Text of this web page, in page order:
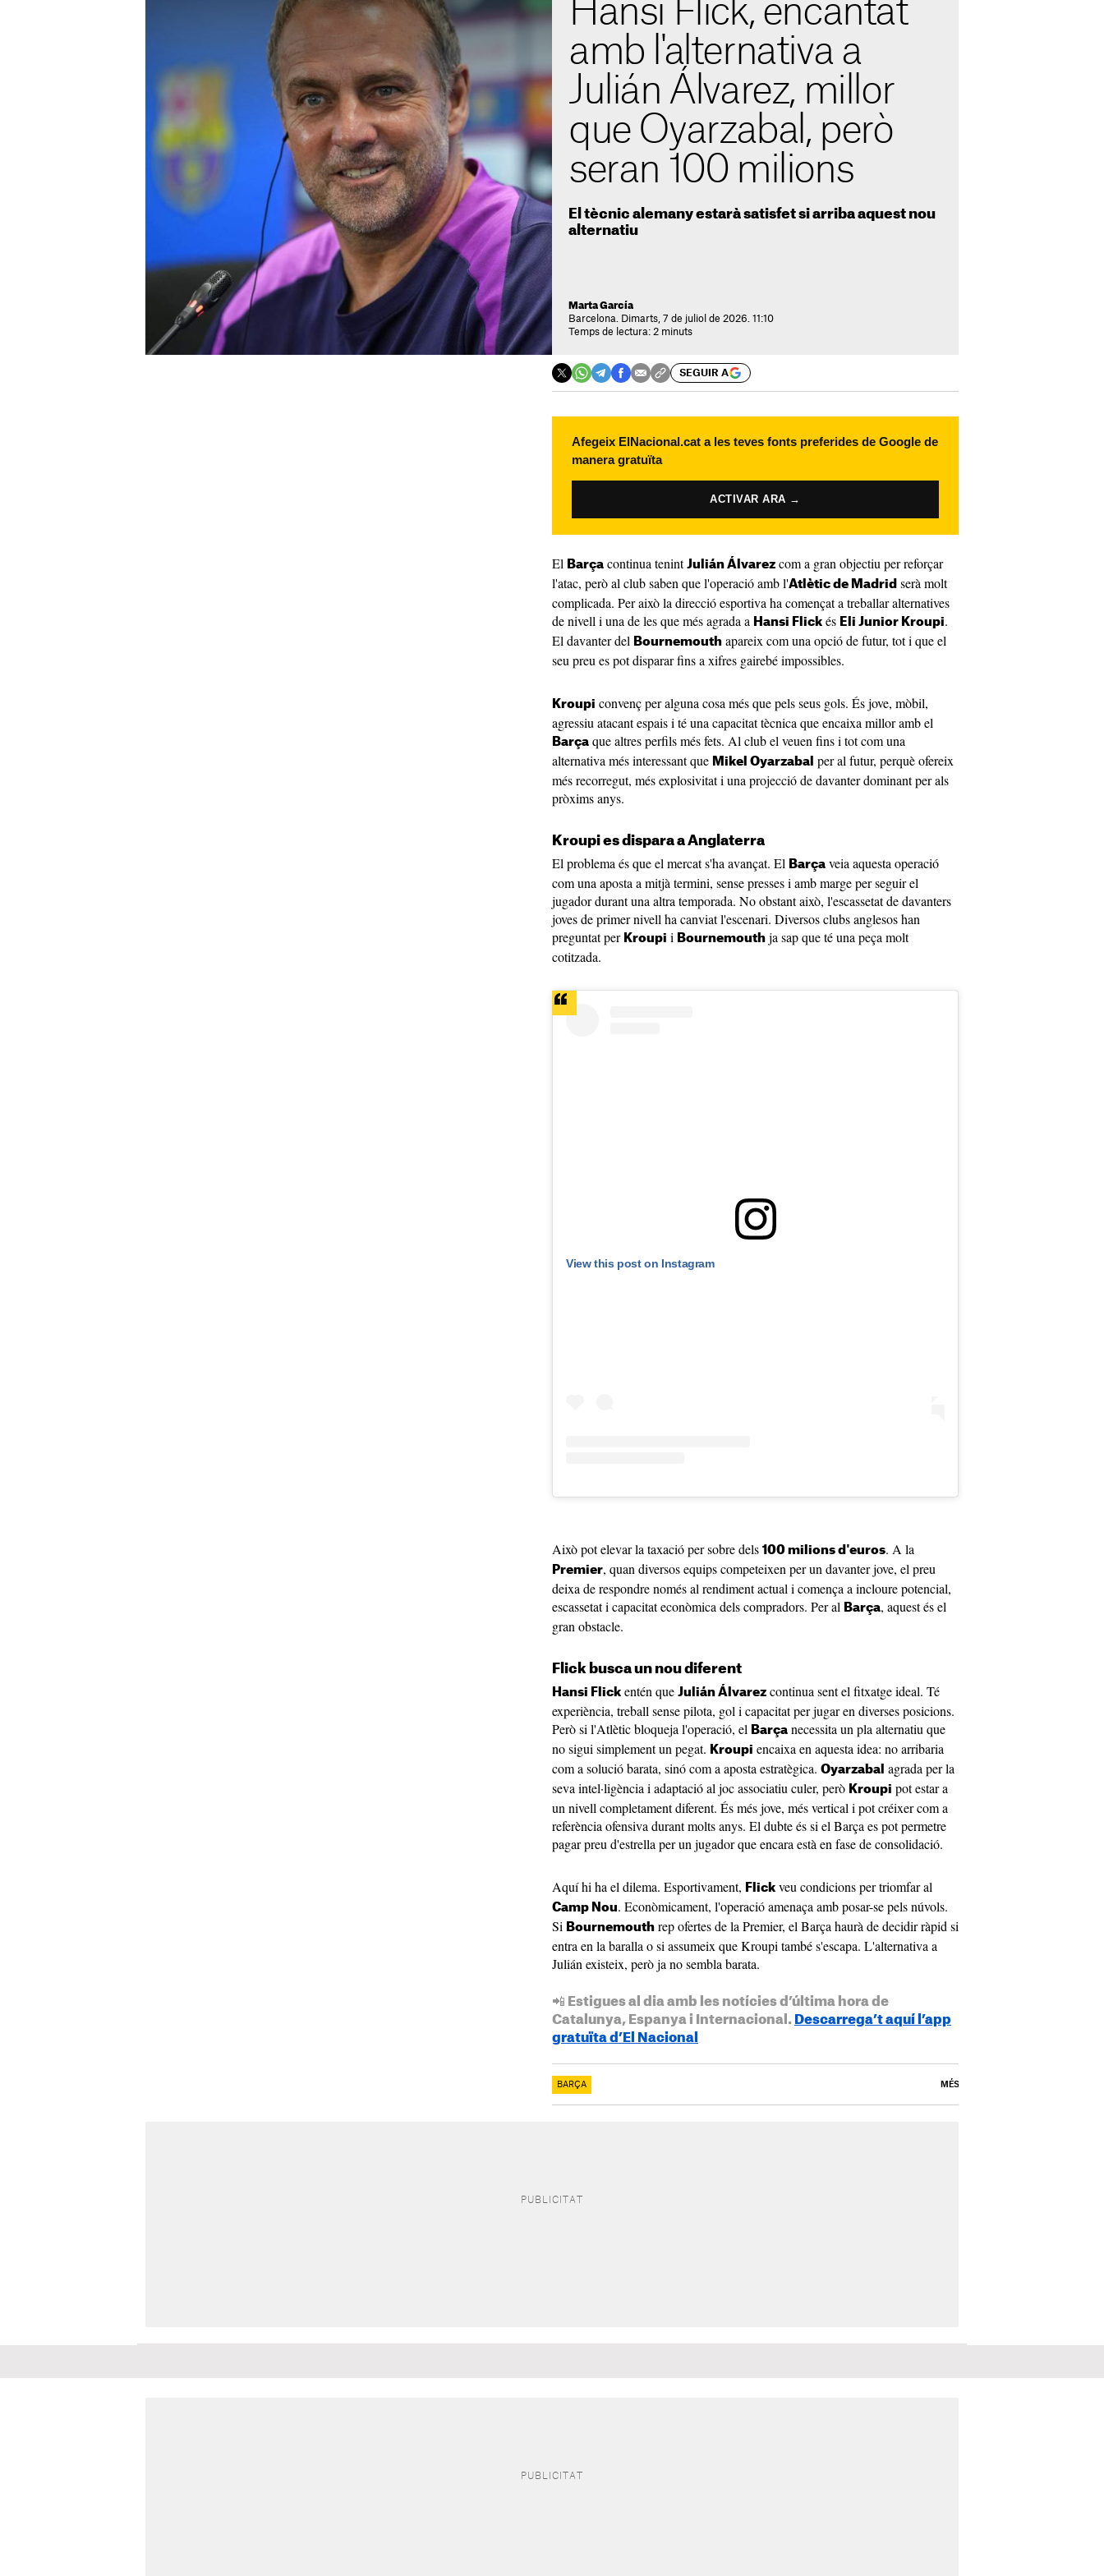
Hansi Flick, encantat
amb l'alternativa a
Julián Álvarez, millor
que Oyarzabal, però
seran 100 milions
El tècnic alemany estarà satisfet si arriba aquest nou
alternatiu
Marta García
Barcelona. Dimarts, 7 de juliol de 2026. 11:10
Temps de lectura: 2 minuts
SEGUIR A
Afegeix ElNacional.cat a les teves fonts preferides de Google de
manera gratuïta
ACTIVAR ARA →
El Barça continua tenint Julián Álvarez com a gran objectiu per reforçar
l'atac, però al club saben que l'operació amb l'Atlètic de Madrid serà molt
complicada. Per això la direcció esportiva ha començat a treballar alternatives
de nivell i una de les que més agrada a Hansi Flick és Eli Junior Kroupi.
El davanter del Bournemouth apareix com una opció de futur, tot i que el
seu preu es pot disparar fins a xifres gairebé impossibles.
Kroupi convenç per alguna cosa més que pels seus gols. És jove, mòbil,
agressiu atacant espais i té una capacitat tècnica que encaixa millor amb el
Barça que altres perfils més fets. Al club el veuen fins i tot com una
alternativa més interessant que Mikel Oyarzabal per al futur, perquè ofereix
més recorregut, més explosivitat i una projecció de davanter dominant per als
pròxims anys.
Kroupi es dispara a Anglaterra
El problema és que el mercat s'ha avançat. El Barça veia aquesta operació
com una aposta a mitjà termini, sense presses i amb marge per seguir el
jugador durant una altra temporada. No obstant això, l'escassetat de davanters
joves de primer nivell ha canviat l'escenari. Diversos clubs anglesos han
preguntat per Kroupi i Bournemouth ja sap que té una peça molt
cotitzada.
View this post on Instagram
Això pot elevar la taxació per sobre dels 100 milions d'euros. A la
Premier, quan diversos equips competeixen per un davanter jove, el preu
deixa de respondre només al rendiment actual i comença a incloure potencial,
escassetat i capacitat econòmica dels compradors. Per al Barça, aquest és el
gran obstacle.
Flick busca un nou diferent
Hansi Flick entén que Julián Álvarez continua sent el fitxatge ideal. Té
experiència, treball sense pilota, gol i capacitat per jugar en diverses posicions.
Però si l'Atlètic bloqueja l'operació, el Barça necessita un pla alternatiu que
no sigui simplement un pegat. Kroupi encaixa en aquesta idea: no arribaria
com a solució barata, sinó com a aposta estratègica. Oyarzabal agrada per la
seva intel·ligència i adaptació al joc associatiu culer, però Kroupi pot estar a
un nivell completament diferent. És més jove, més vertical i pot créixer com a
referència ofensiva durant molts anys. El dubte és si el Barça es pot permetre
pagar preu d'estrella per un jugador que encara està en fase de consolidació.
Aquí hi ha el dilema. Esportivament, Flick veu condicions per triomfar al
Camp Nou. Econòmicament, l'operació amenaça amb posar-se pels núvols.
Si Bournemouth rep ofertes de la Premier, el Barça haurà de decidir ràpid si
entra en la baralla o si assumeix que Kroupi també s'escapa. L'alternativa a
Julián existeix, però ja no sembla barata.
📲 Estigues al dia amb les notícies d’última hora de
Catalunya, Espanya i Internacional. Descarrega’t aquí l’app
gratuïta d’El Nacional
BARÇA MÉS